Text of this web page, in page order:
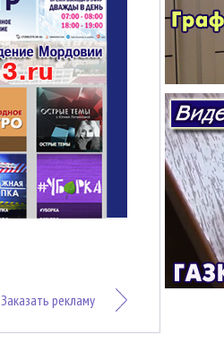
Заказать рекламу